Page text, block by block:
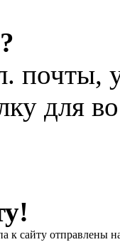
почты,
для
к сайту отправлены